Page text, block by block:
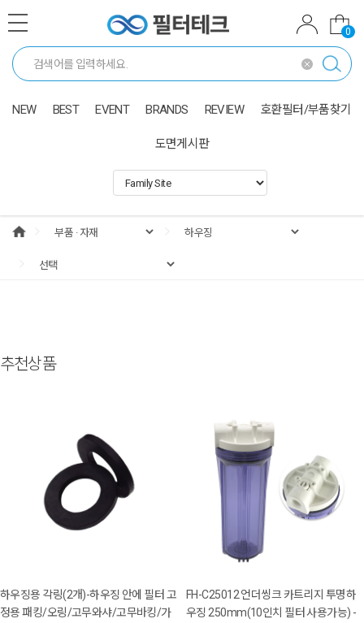
0
NEW BEST EVENT BRANDS REVIEW 호환필터/부품찾기
도면게시판
추천상품
하우징용 각링(2개)-하우징 안에 필터 고
정용 패킹/오링/고무와샤/고무바킹/가
FH-C25012 언더씽크 카트리지 투명하
우징 250mm(10인치 필터 사용가능) -